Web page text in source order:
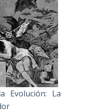
Evolución: La